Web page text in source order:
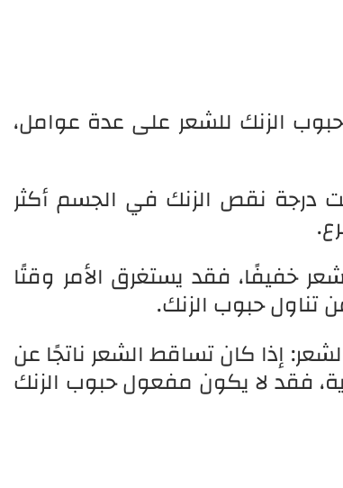
الزنك للشعر على عدة عوامل،
درجة نقص الزنك في الجسم أكثر
خفيفًا، فقد يستغرق الأمر وقتًا
تناول حبوب الزنك.
إذا كان تساقط الشعر ناتجًا عن
فقد لا يكون مفعول حبوب الزنك